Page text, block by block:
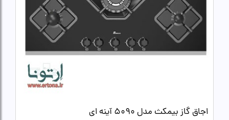
اجاق گاز بیمکث مدل 5090 آینه ای